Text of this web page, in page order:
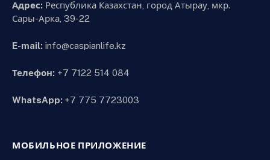
Адрес: Республика Казахстан, город Атырау, мкр.
Сары-Арка, 39-22
E-mail: info@caspianlife.kz
Телефон: +7 7122 514 084
WhatsApp: +7 775 7723003
МОБИЛЬНОЕ ПРИЛОЖЕНИЕ